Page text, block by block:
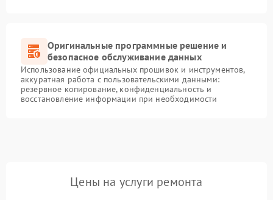
Оригинальные программные решение и
безопасное обслуживание данных
Использование официальных прошивок и инструментов,
аккуратная работа с пользовательскими данными:
резервное копирование, конфиденциальность и
восстановление информации при необходимости
Цены на услуги ремонта